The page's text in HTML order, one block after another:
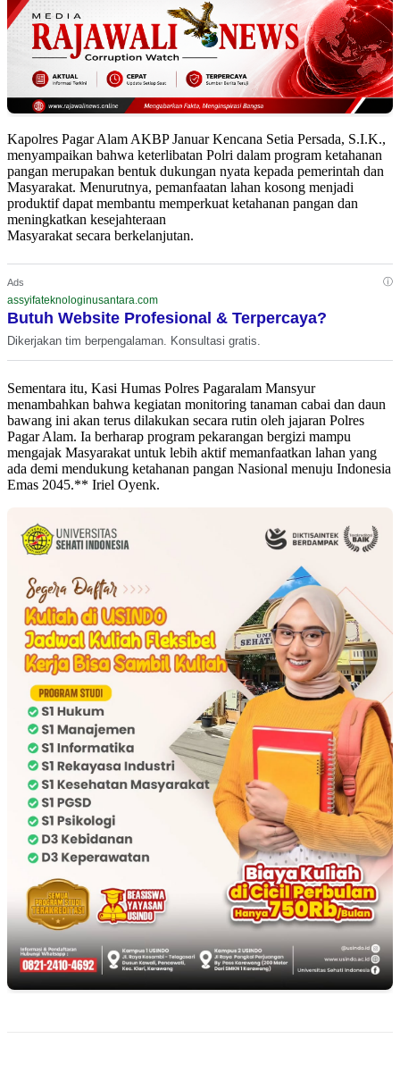
Kapolres Pagar Alam AKBP Januar Kencana Setia Persada, S.I.K.,
menyampaikan bahwa keterlibatan Polri dalam program ketahanan
pangan merupakan bentuk dukungan nyata kepada pemerintah dan
Masyarakat. Menurutnya, pemanfaatan lahan kosong menjadi
produktif dapat membantu memperkuat ketahanan pangan dan
meningkatkan kesejahteraan
Masyarakat secara berkelanjutan.
Ads ⓘ
assyifateknologinusantara.com
Butuh Website Profesional & Terpercaya?
Dikerjakan tim berpengalaman. Konsultasi gratis.
Sementara itu, Kasi Humas Polres Pagaralam Mansyur
menambahkan bahwa kegiatan monitoring tanaman cabai dan daun
bawang ini akan terus dilakukan secara rutin oleh jajaran Polres
Pagar Alam. Ia berharap program pekarangan bergizi mampu
mengajak Masyarakat untuk lebih aktif memanfaatkan lahan yang
ada demi mendukung ketahanan pangan Nasional menuju Indonesia
Emas 2045.** Iriel Oyenk.